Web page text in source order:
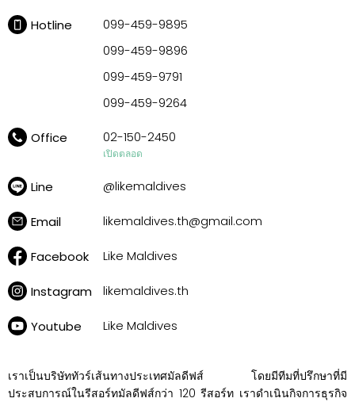
Hotline
099-459-9895
099-459-9896
099-459-9791
099-459-9264
Office 02-150-2450
เปิดตลอด
Line @likemaldives
Email likemaldives.th@gmail.com
Facebook Like Maldives
Instagram likemaldives.th
Youtube Like Maldives
เราเป็นบริษัททัวร์เส้นทางประเทศมัลดีฟส์ โดยมีทีมที่ปรึกษาที่มี
ประสบการณ์ในรีสอร์ทมัลดีฟส์กว่า 120 รีสอร์ท เราดำเนินกิจการธุรกิจ